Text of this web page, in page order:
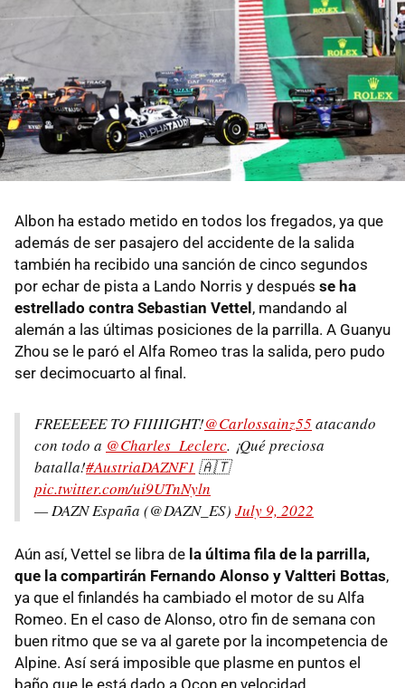
Albon ha estado metido en todos los fregados, ya que
además de ser pasajero del accidente de la salida
también ha recibido una sanción de cinco segundos
por echar de pista a Lando Norris y después se ha
estrellado contra Sebastian Vettel, mandando al
alemán a las últimas posiciones de la parrilla. A Guanyu
Zhou se le paró el Alfa Romeo tras la salida, pero pudo
ser decimocuarto al final.
FREEEEEE TO FIIIIIGHT!@Carlossainz55atacando
con todo a @Charles_Leclerc. ¡Qué preciosa
batalla!#AustriaDAZNF1 🇦🇹
pic.twitter.com/ui9UTnNyln
— DAZN España (@DAZN_ES) July 9, 2022
Aún así, Vettel se libra de la última fila de la parrilla,
que la compartirán Fernando Alonso y Valtteri Bottas,
ya que el finlandés ha cambiado el motor de su Alfa
Romeo. En el caso de Alonso, otro fin de semana con
buen ritmo que se va al garete por la incompetencia de
Alpine. Así será imposible que plasme en puntos el
baño que le está dado a Ocon en velocidad.